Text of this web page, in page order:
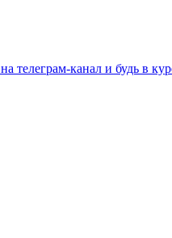
телеграм-канал и будь в